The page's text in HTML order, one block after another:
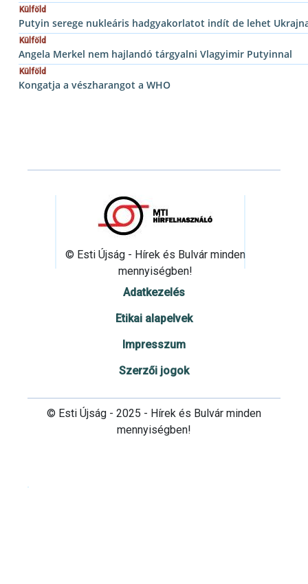
Külföld
Putyin serege nukleáris hadgyakorlatot indít de lehet
Külföld
Angela Merkel nem hajlandó tárgyalni Vlagyimir Putyinnal
Külföld
Kongatja a vészharangot a WHO
© Esti Újság - Hírek és Bulvár minden
mennyiségben!
Adatkezelés
Etikai alapelvek
Impresszum
Szerzői jogok
© Esti Újság - 2025 - Hírek és Bulvár minden
mennyiségben!